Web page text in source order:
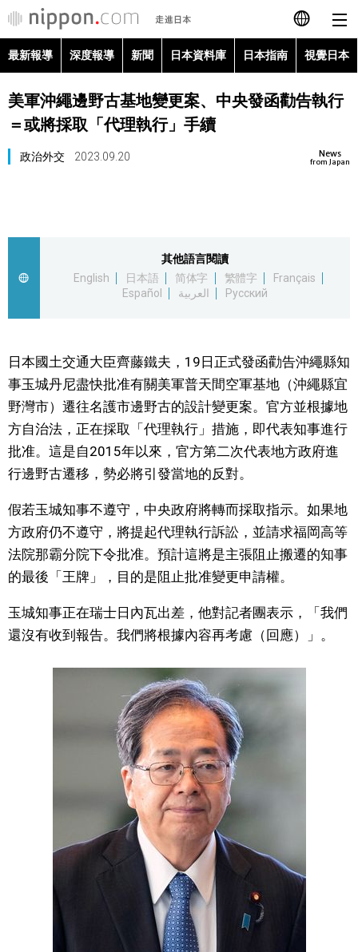
日本語
English
最新報導
視覺日本
臺灣香港
更多
人物訪談
日本入門
政治外交
official SNS
最新報導 深度報導 新聞 日本資料庫 日本指南 視覺日本
美軍沖繩邊野古基地變更案、中央發函勸告執行
＝或將採取「代理執行」手續
News
from Japan
政治外交 2023.09.20
其他語言閱讀
English
日本語 简体字 繁體字
Français
Español
العربية Русский
日本國土交通大臣齊藤鐵夫，19日正式發函勸告沖繩縣知
事玉城丹尼盡快批准有關美軍普天間空軍基地（沖繩縣宜
野灣市）遷往名護市邊野古的設計變更案。官方並根據地
方自治法，正在採取「代理執行」措施，即代表知事進行
批准。這是自2015年以來，官方第二次代表地方政府進
行邊野古遷移，勢必將引發當地的反對。
假若玉城知事不遵守，中央政府將轉而採取指示。如果地
方政府仍不遵守，將提起代理執行訴訟，並請求福岡高等
法院那霸分院下令批准。預計這將是主張阻止搬遷的知事
的最後「王牌」，目的是阻止批准變更申請權。
玉城知事正在瑞士日內瓦出差，他對記者團表示，「我們
還沒有收到報告。我們將根據內容再考慮（回應）」。